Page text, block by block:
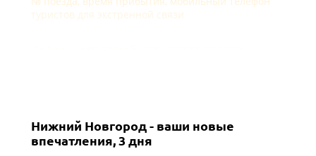
туристов для экстренной связи
Нижний Новгород - ваши новые
впечатления, 3 дня